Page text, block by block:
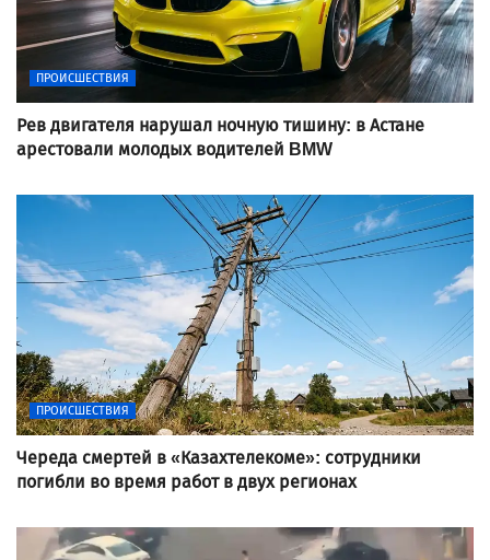
ПРОИСШЕСТВИЯ
Рев двигателя нарушал ночную тишину: в Астане
арестовали молодых водителей BMW
ПРОИСШЕСТВИЯ
Череда смертей в «Казахтелекоме»: сотрудники
погибли во время работ в двух регионах